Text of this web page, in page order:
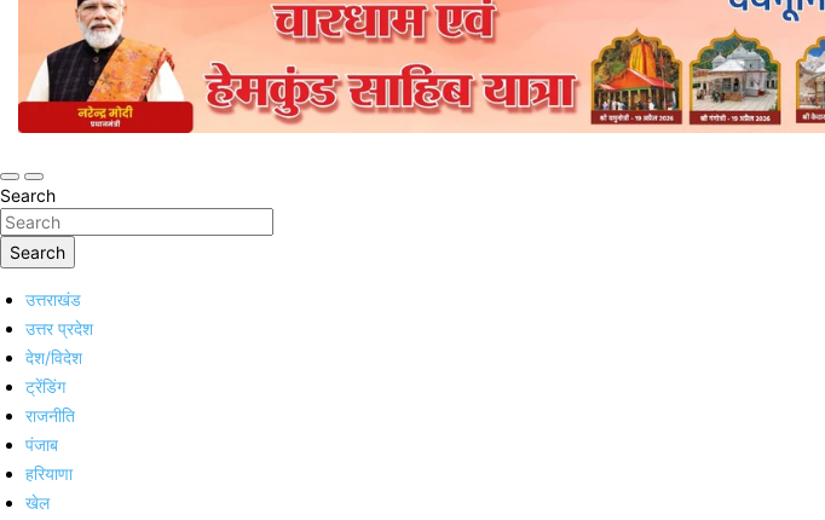
Search
Search
उत्तराखंड
उत्तर प्रदेश
देश/विदेश
ट्रेंडिंग
राजनीति
पंजाब
हरियाणा
खेल